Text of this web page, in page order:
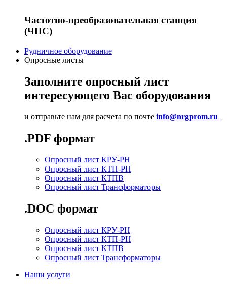
Частотно-преобразовательная станция
(ЧПС)
Рудничное оборудование
Опросные листы
Заполните опросный лист
интересующего Вас оборудования
и отправьте нам для расчета по почте info@nrgprom.ru
.PDF формат
Опросный лист КРУ-РН
Опросный лист КТП-РН
Опросный лист КТПВ
Опросный лист Трансформаторы
.DOC формат
Опросный лист КРУ-РН
Опросный лист КТП-РН
Опросный лист КТПВ
Опросный лист Трансформаторы
Наши услуги